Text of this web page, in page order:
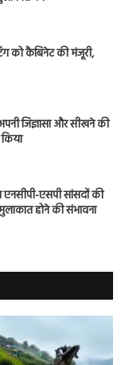
को कैबिनेट की मंजूरी,
अपनी जिज्ञासा और सीखने की
एसपी सांसदों की
होने की संभावना